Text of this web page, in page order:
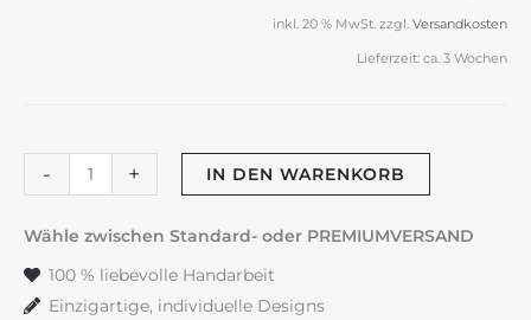
inkl. 20 % MwSt. zzgl. Versandkosten
Lieferzeit: ca. 3 Wochen
-
Kerze
"Blush"
+ IN DEN WARENKORB
Wähle zwischen Standard- oder PREMIUMVERSAND
100 % liebevolle Handarbeit
Einzigartige, individuelle Designs